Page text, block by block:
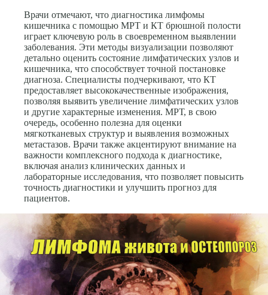
Врачи отмечают, что диагностика лимфомы
кишечника с помощью МРТ и КТ брюшной полости
играет ключевую роль в своевременном выявлении
заболевания. Эти методы визуализации позволяют
детально оценить состояние лимфатических узлов и
кишечника, что способствует точной постановке
диагноза. Специалисты подчеркивают, что КТ
предоставляет высококачественные изображения,
позволяя выявить увеличение лимфатических узлов
и другие характерные изменения. МРТ, в свою
очередь, особенно полезна для оценки
мягкотканевых структур и выявления возможных
метастазов. Врачи также акцентируют внимание на
важности комплексного подхода к диагностике,
включая анализ клинических данных и
лабораторные исследования, что позволяет повысить
точность диагностики и улучшить прогноз для
пациентов.